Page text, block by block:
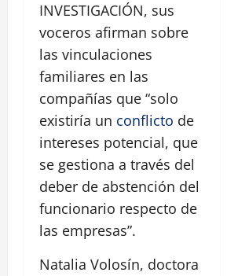
INVESTIGACIÓN, sus
voceros afirman sobre
las vinculaciones
familiares en las
compañías que “solo
existiría un conflicto de
intereses potencial, que
se gestiona a través del
deber de abstención del
funcionario respecto de
las empresas”.
Natalia Volosín, doctora